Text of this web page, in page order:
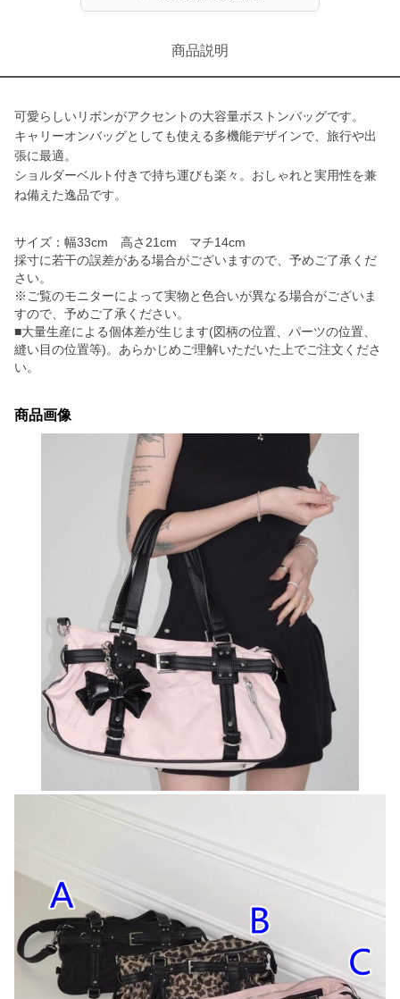
商品説明
可愛らしいリボンがアクセントの大容量ボストンバッグです。
キャリーオンバッグとしても使える多機能デザインで、旅行や出
張に最適。
ショルダーベルト付きで持ち運びも楽々。おしゃれと実用性を兼
ね備えた逸品です。
サイズ：幅33cm 高さ21cm マチ14cm
採寸に若干の誤差がある場合がございますので、予めご了承くだ
さい。
※ご覧のモニターによって実物と色合いが異なる場合がございま
すので、予めご了承ください。
■大量生産による個体差が生じます(図柄の位置、パーツの位置、
縫い目の位置等)。あらかじめご理解いただいた上でご注文くださ
い。
商品画像